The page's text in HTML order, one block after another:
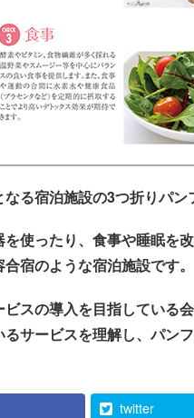
る宿泊施設の3つ折りパン
使ったり、食事や睡眠を
宿のような宿泊施設です。
スの導入を目指している
サービスを理解し、パン
twitter